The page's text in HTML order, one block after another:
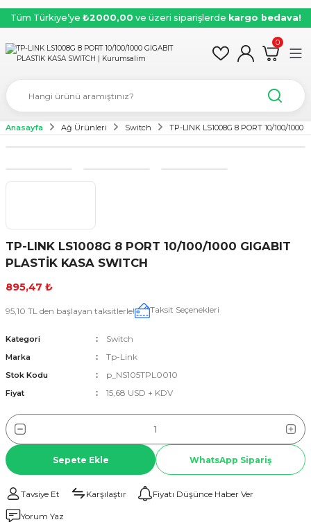
Tüm Türkiye’ye ₺2000,00 ve üzeri siparişlerde kargo bedava!
0
Anasayfa Ağ Ürünleri Switch TP-LINK LS1008G 8 PORT 10/100/
TP-LINK LS1008G 8 PORT 10/100/1000 GIGABIT
PLASTİK KASA SWITCH
895,47 ₺
95,10 TL den başlayan taksitlerle! Taksit Seçenekleri
Kategori Switch
Marka Tp-Link
Stok Kodu p_NS105TPL0010
Fiyat 15,68 USD + KDV
Sepete Ekle WhatsApp Sipariş
Tavsiye Et Karşılaştır Fiyatı Düşünce Haber Ver
Yorum Yaz